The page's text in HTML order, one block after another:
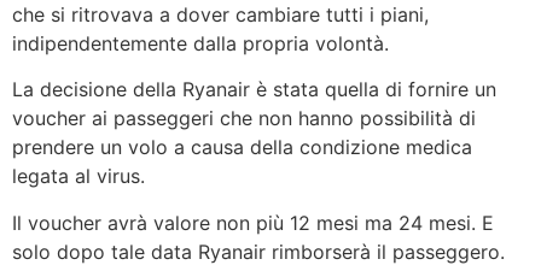
che si ritrovava a dover cambiare tutti i piani,
indipendentemente dalla propria volontà.
La decisione della Ryanair è stata quella di fornire un
voucher ai passeggeri che non hanno possibilità di
prendere un volo a causa della condizione medica
legata al virus.
Il voucher avrà valore non più 12 mesi ma 24 mesi. E
solo dopo tale data Ryanair rimborserà il passeggero.